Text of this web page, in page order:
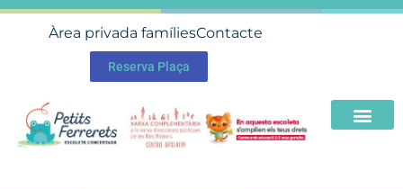
Àrea privada famíliesContacte
Reserva Plaça